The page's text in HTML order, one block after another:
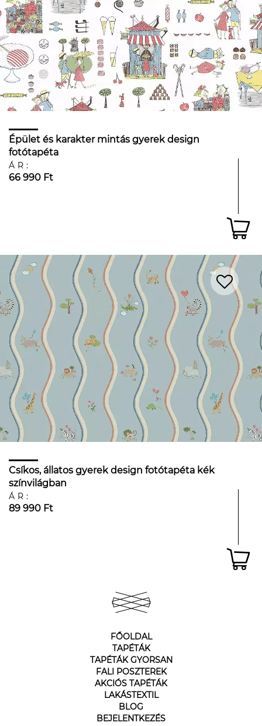
Épület és karakter mintás gyerek design
fotótapéta
ÁR:
66 990 Ft
Csíkos, állatos gyerek design fotótapéta kék
színvilágban
ÁR:
89 990 Ft
FŐOLDAL
TAPÉTÁK
TAPÉTÁK GYORSAN
FALI POSZTEREK
AKCIÓS TAPÉTÁK
LAKÁSTEXTIL
BLOG
BEJELENTKEZÉS